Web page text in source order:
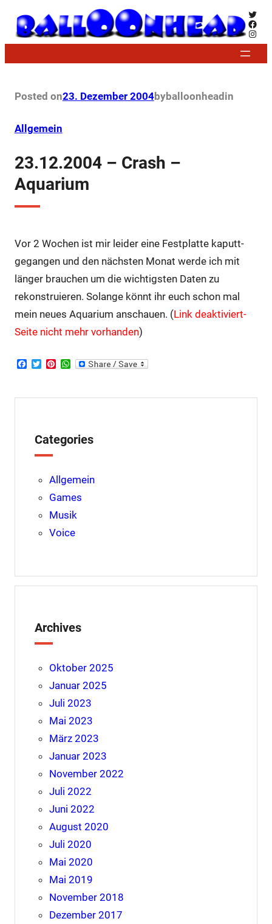
Zum
Inhalt
Posted on23. Dezember 2004byballoonheadin
Allgemein
23.12.2004 – Crash –
Aquarium
Vor 2 Wochen ist mir leider eine Festplatte kaputt-
gegangen und den nächsten Monat werde ich mit
länger brauchen um die wichtigsten Daten zu
rekonstruieren. Solange könnt ihr euch schon mal
mein neues Aquarium anschauen. (Link deaktiviert-
Seite nicht mehr vorhanden)
F
T
P
t
W
Categories
Allgemein
Games
Musik
Voice
Archives
Oktober 2025
Januar 2025
Juli 2023
Mai 2023
März 2023
Januar 2023
November 2022
Juli 2022
Juni 2022
August 2020
Juli 2020
Mai 2020
Mai 2019
November 2018
Dezember 2017